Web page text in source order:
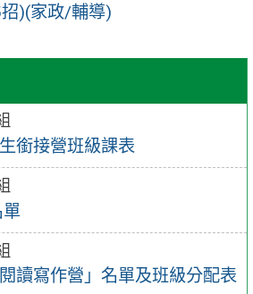
銜接營班級課表
讀寫作營」名單及班級分配表
)(家政/輔導)